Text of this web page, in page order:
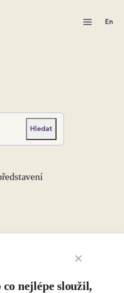
Otevřít menu
En
Hledat
nejlépe sloužil,
Zavřít oznámení